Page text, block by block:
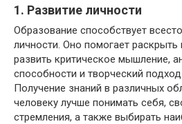
1. Развитие личности
Образование способствует
личности. Оно помогает раскрыть
развить критическое мышление,
способности и творческий
Получение знаний в различных
человеку лучше понимать себя,
стремления, а также выбирать